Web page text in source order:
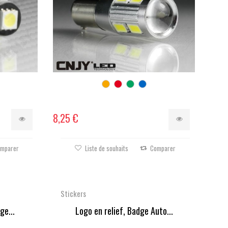
8,25 €
Liste de souhaits Comparer
Stickers
Logo en relief, Badge Auto...